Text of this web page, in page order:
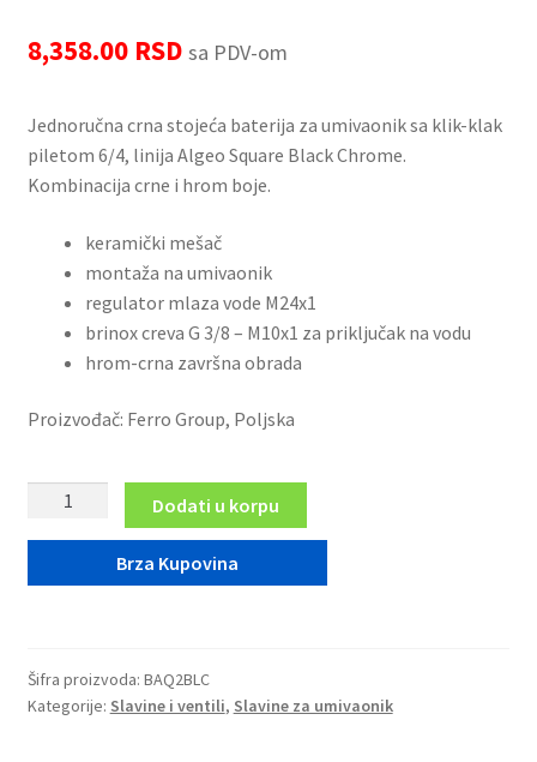
LED ogledala
Prostirke za kupatilo
Sifoni i odvodi
Slavine i ventili
Tuš kabine
Tuševi
WC daske
Pribor za majstore
8,358.00 RSD sa PDV-om
Jednoručna crna stojeća baterija za umivaonik sa klik-klak
piletom 6/4, linija Algeo Square Black Chrome.
Kombinacija crne i hrom boje.
keramički mešač
montaža na umivaonik
regulator mlaza vode M24x1
brinox creva G 3/8 – M10x1 za priključak na vodu
hrom-crna završna obrada
Proizvođač: Ferro Group, Poljska
Crna/Hrom
lavabo
Black/BAQ2BLC
količina
Dodati u korpu
Brza Kupovina
Šifra proizvoda: BAQ2BLC
Kategorije: Slavine i ventili, Slavine za umivaonik